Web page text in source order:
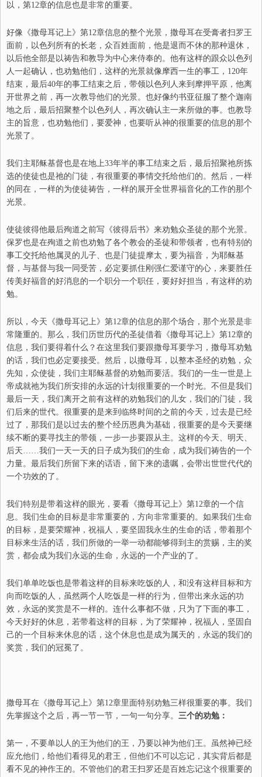
以，第12章的信息也是非常的重要。
好像《撒母耳记上》第12章信息的整个光景，撒母耳在受膏者扫罗王
面前，以色列所有的长老，众百姓面前，他是退而不休的那种退休，
以后他全部是以祷告和教导为中心来侍奉的。他有这样的跟众以色列
人一起确认，也劝勉他们，这样的光景就像摩西一生的事工，120年
结束，最后40年的事工结束之后，带领以色列人来到摩押平原，他离
开世界之前，再一次教导他们的光景。也好像约书亚征服了整个迦南
地之后，最后招聚整个以色列人，再次确认主一来所做的事。也教导
主的旨意，也劝勉他们，要爱神，也要听从神的很重要的信息的那个
光景了。
我们主耶稣基督也是在地上33年半的事工结束之后，最后招聚祂所拣
选的使徒也是祂的门徒，有很重要的事情交托给他们的。然后，一样
的同在，一样的为使徒祷告，一样的展开全世界福音化的工作的那个
光景。
使徒彼得他最后殉道之前写《彼得后书》来劝勉众圣徒的那个光景。
保罗也是在殉道之前也劝勉了各个教会的圣徒和带领者，也有特别的
事工交托给他属灵的儿子、也是门徒提摩太，要为福音，为耶稣基
督 ， 与基督与我一同受苦，必定要抓住刚强仁爱谨守的心，来要胜任
传美好福音的好消息的一个职分一个职任，要好好担当，有这样的劝
勉。
所以，今天《撒母耳记上》第12章的信息的那个场合， 那个光景是非
常隆重的。那么，我们历世历代的圣徒借着《撒母耳记上》第12章的
信息 ， 我们要得着什么？在这里我们要跟撒母耳要学习，撒母耳劝勉
的话，我们也必定要接受。然后，以撒母耳 ， 以整本圣经的劝勉，众
先知，众使徒，我们主耶稣基督的劝勉而要活。我们的一生一世是上
帝成就祂为我们所安排的永远的计划很重要的一个时光。不但是我们
最后一天 ， 我们离开之前有这样的劝勉我们的儿女，我们的门徒，我
们后来的世代。很重要的是来到临终时间的之前的今天，过去是已经
过了，那我们是以过去的整个经历恩典为基础，很重要的是今天要继
续不断的要寻找主的带领，一步一步要跟从主。这样的今天、明天、
后天……我们一天一天的日子成为我们的生命，成为我们祷告的一个
力量。最后我们所留下来的话语，留下来的遗嘱，会带出世世代代的
一个功效的了。
我们特别是带着这样的眼光，要看《撒母耳记上》第12章的一个信
息。我们生命的目标是非常重要的，方向非常重要的。如果我们生命
的目标，是要荣耀神，祝福人，要坚固我永生的生命的话，带着那个
目标来生活的话，我们所做的一举一动都能够得到主的赏赐，主的奖
赏，都会成为我们永远的生命，永远的一个产业的了。
我们单单吃饭也是带着这样的目标来吃饭的人，和没有这样目标和方
向而吃饭的人，虽然两个人吃饭是一样的行为，但带出来永远的功
效，永远的奖赏是不一样的。连什么事都不做，只为了下面的事工，
今天好好的休息，若带着这样的目标，为了荣耀神，祝福人，坚固自
己的一个目标来休息的话，这个休息也是成为属天的，永远的我们的
奖赏，我们的冠冕了。
撒母耳在《撒母耳记上》第12章里面特别劝勉三样很重要的事。我们
先掌握这个之后，再一节一节，一句一句分享。 三个的劝勉：
第一，不要单以人的王为他们的王，乃要以神为他们王。虽然神已经
应允他们，给他们看得见的君王，但他们不可以忘记，其实背后都是
看不见的神作王的。不管他们的君王扫罗还是百姓忘记这个很重要的